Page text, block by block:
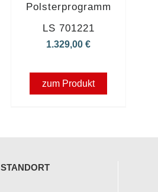
Polsterprogramm
LS 701221
1.329,00€
zum Produkt
STANDORT